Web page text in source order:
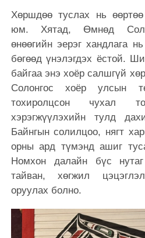
Хөршдөө туслах нь
юм. Хятад, Өмнөд
өнөөгийн эерэг хандлага
бөгөөд үнэлэгдэх ёстой.
байгаа энэ хоёр салшгүй
Солонгос хоёр улсын
тохиролцсон чухал
хэрэгжүүлэхийн тулд
Байнгын солилцоо, нягт
орны ард түмэнд ашиг
Номхон далайн бүс
тайван, хөгжил
оруулах болно.